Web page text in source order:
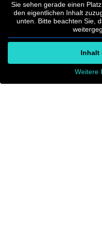
Sie sehen gerade einen
den eigentlichen Inhalt
unten. Bitte beachten Sie,
Inhalt
Weitere